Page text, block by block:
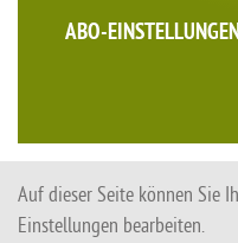
ABO-
Auf dieser Seite können Sie
Einstellungen bearbeiten.